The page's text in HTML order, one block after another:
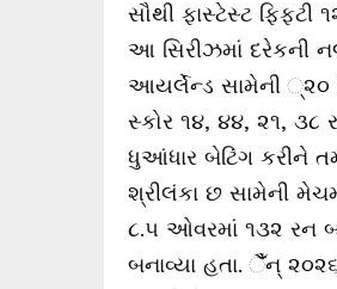
સૌથી ફાસ્ટેસ્ટ ફિફ્ટી
આ સિરીઝમાં દરેકની
આયર્લેન્ડ સામેની ્૨૦
સ્કોર ૧૪, ૪૪, ૨૧, ૩૮
ધુઆંધાર બેટિંગ કરીને
શ્રીલંકા છ સામેની
૮.૫ ઓવરમાં ૧૩૨ રન
બનાવ્યા હતા. ૈંઁન્